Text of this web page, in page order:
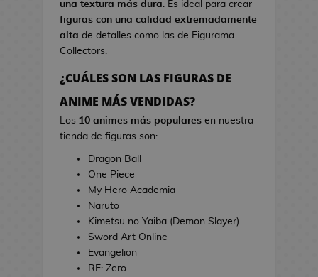
T
a
l
l
a
i
n
s
d
e
i
e
o
j
e
g
o
E
s
t
una textura más dura. Es ideal para crear
figuras con una calidad extremadamente
alta de detalles como las de Figurama
Collectors.
¿CUÁLES SON LAS FIGURAS DE
ANIME MÁS VENDIDAS?
Los 10 animes más populares en nuestra
tienda de figuras son:
Dragon Ball
One Piece
My Hero Academia
Naruto
Kimetsu no Yaiba (Demon Slayer)
Sword Art Online
Evangelion
RE: Zero